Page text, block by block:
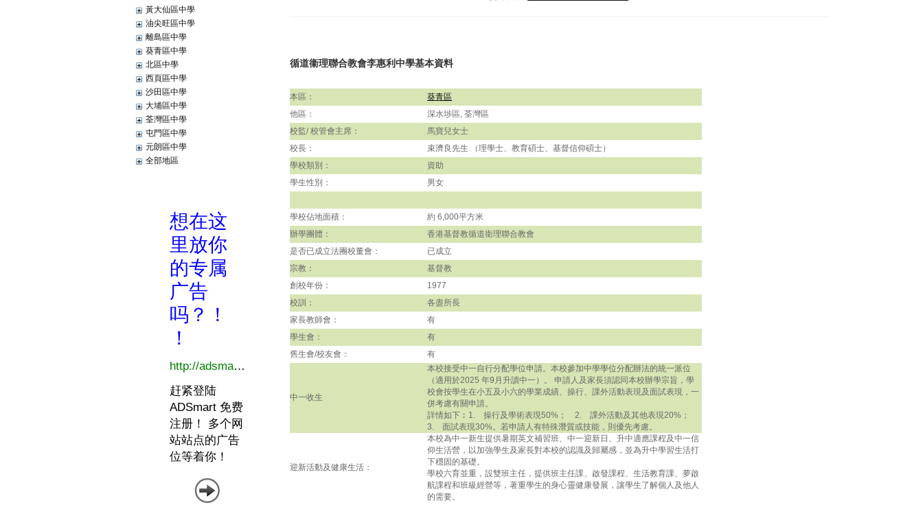
黃大仙區中學
油尖旺區中學
離島區中學
葵青區中學
北區中學
西頁區中學
沙田區中學
大埔區中學
荃灣區中學
屯門區中學
元朗區中學
全部地區
循道衞理聯合教會李惠利中學基本資料
本區：
葵青區
他區：
深水埗區, 荃灣區
校監/ 校管會主席：
馬寶兒女士
校長：
束濟良先生 （理學士、教育碩士、基督信仰碩士）
學校類別：
資助
學生性別：
男女
學校佔地面積：
約 6,000平方米
辦學團體：
香港基督教循道衛理聯合教會
是否已成立法團校董會：
已成立
宗教：
基督教
創校年份：
1977
校訓：
各盡所長
家長教師會：
有
學生會：
有
舊生會/校友會：
有
中一收生
本校接受中一自行分配學位申請。本校參加中學學位分配辦法的統一派位
（適用於2025 年9月升讀中一）。 申請人及家長須認同本校辦學宗旨，學
校會按學生在小五及小六的學業成績、操行、課外活動表現及面試表現，一
併考慮有關申請。
詳情如下︰1. 操行及學術表現50%； 2. 課外活動及其他表現20%；
3. 面試表現30%。若申請人有特殊潛質或技能，則優先考慮。
迎新活動及健康生活：
本校為中一新生提供暑期英文補習班、中一迎新日、升中適應課程及中一信
仰生活營，以加強學生及家長對本校的認識及歸屬感，並為升中學習生活打
下穩固的基礎。
學校六育並重，設雙班主任，提供班主任課、啟發課程、生活教育課、夢啟
航課程和班級經營等，著重學生的身心靈健康發展，讓學生了解個人及他人
的需要。